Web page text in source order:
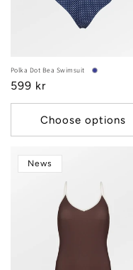
Polka Dot Bea Swimsuit
Regular
price
599 kr
Choose options
News